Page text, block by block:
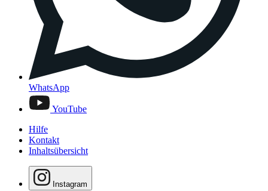
WhatsApp
YouTube
Hilfe
Kontakt
Inhaltsübersicht
Instagram